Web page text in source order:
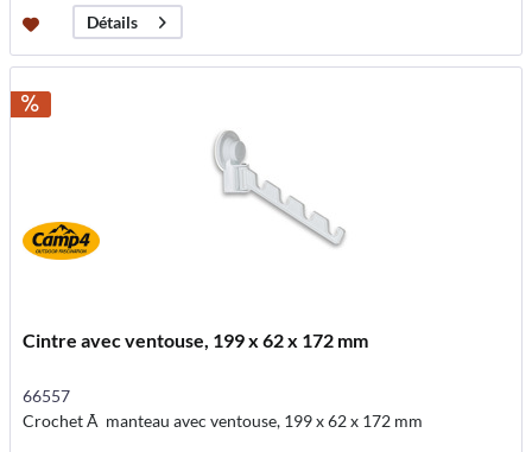
Détails
Cintre avec ventouse, 199 x 62 x 172 mm
66557
Crochet Ã manteau avec ventouse, 199 x 62 x 172 mm